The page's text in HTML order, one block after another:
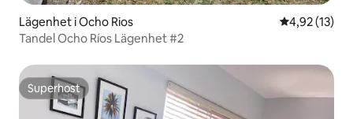
Lägenhet i Ocho Rios 4,92 av 5 i
4,92 (13)
Tandel Ocho Ríos Lägenhet #2
Superhost
Superhost